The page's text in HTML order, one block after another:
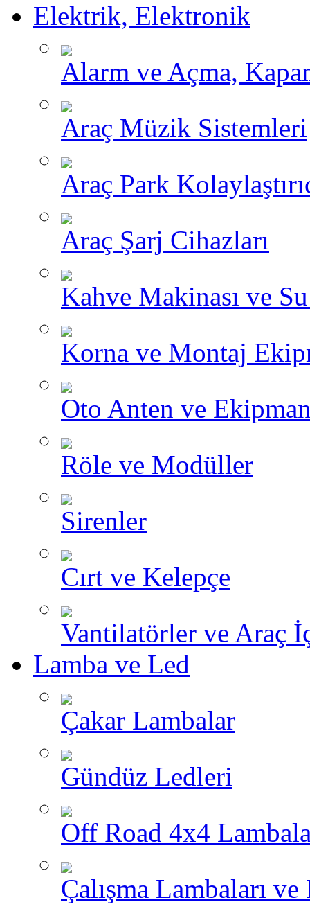
Elektrik, Elektronik
Alarm ve Açma,
Araç Müzik Sistemleri
Araç Park
Araç Şarj Cihazları
Kahve Makinası ve Su
Korna ve Montaj
Oto Anten ve
Röle ve Modüller
Sirenler
Cırt ve Kelepçe
Vantilatörler ve Araç
Lamba ve Led
Çakar Lambalar
Gündüz Ledleri
Off Road 4x4
Çalışma Lambaları